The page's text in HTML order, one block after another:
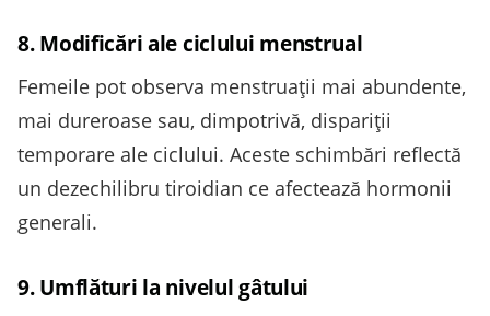
8. Modificări ale ciclului menstrual
Femeile pot observa menstruații mai abundente,
mai dureroase sau, dimpotrivă, dispariții
temporare ale ciclului. Aceste schimbări reflectă
un dezechilibru tiroidian ce afectează hormonii
generali.
9. Umflături la nivelul gâtului